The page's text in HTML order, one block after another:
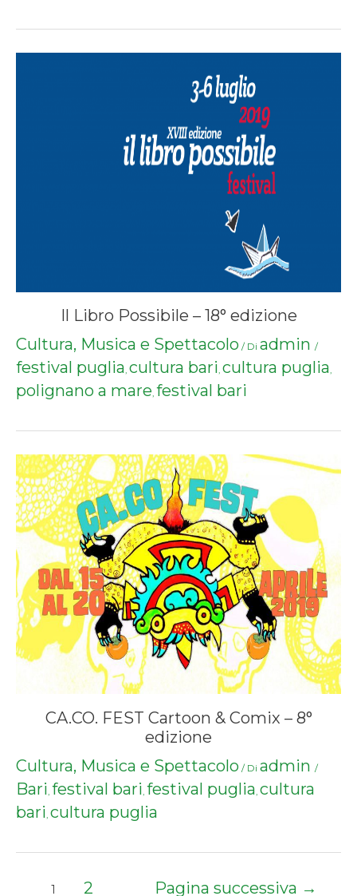
Il Libro Possibile – 18° edizione
Cultura, Musica e Spettacolo / Di admin /
festival puglia, cultura bari, cultura puglia,
polignano a mare, festival bari
CA.CO. FEST Cartoon & Comix – 8°
edizione
Cultura, Musica e Spettacolo / Di admin /
Bari, festival bari, festival puglia, cultura
bari, cultura puglia
1 2 Pagina successiva →